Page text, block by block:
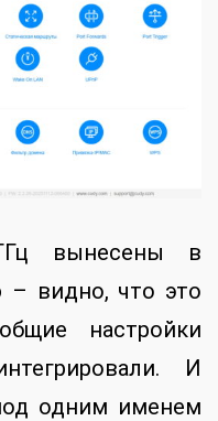
вынесены в
– видно, что это
настройки
И
одним именем